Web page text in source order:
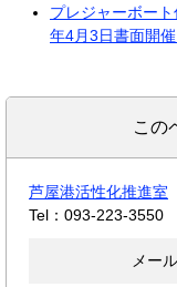
プレジャーボー
年4月3日書面開催
この
芦屋港活性化推進室
Tel：093-223-3550
メー